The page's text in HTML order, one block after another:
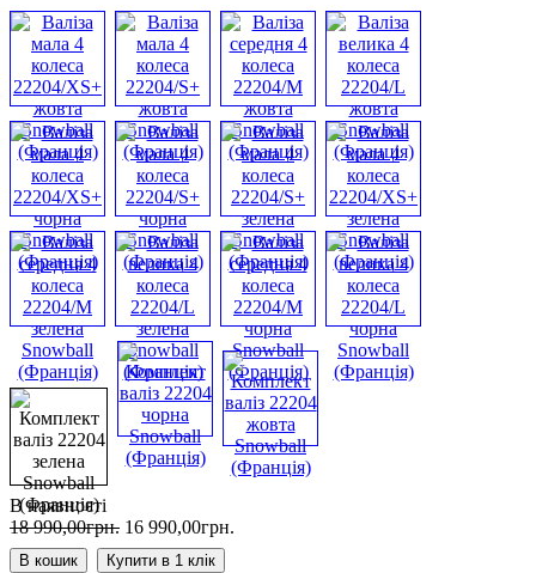
В наявності
18 990,00грн. 16 990,00грн.
В кошик Купити в 1 клік